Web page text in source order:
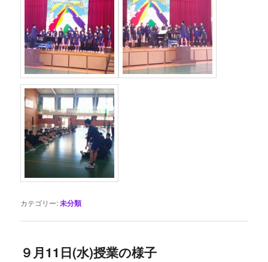
カテゴリー:未分類
９月11日(水)授業の様子